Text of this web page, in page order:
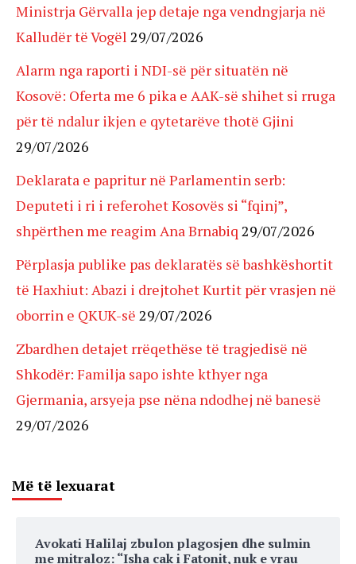
Ministrja Gërvalla jep detaje nga vendngjarja në
Kalludër të Vogël 29/07/2026
Alarm nga raporti i NDI-së për situatën në
Kosovë: Oferta me 6 pika e AAK-së shihet si rruga
për të ndalur ikjen e qytetarëve thotë Gjini
29/07/2026
Deklarata e papritur në Parlamentin serb:
Deputeti i ri i referohet Kosovës si “fqinj”,
shpërthen me reagim Ana Brnabiq 29/07/2026
Përplasja publike pas deklaratës së bashkëshortit
të Haxhiut: Abazi i drejtohet Kurtit për vrasjen në
oborrin e QKUK-së 29/07/2026
Zbardhen detajet rrëqethëse të tragjedisë në
Shkodër: Familja sapo ishte kthyer nga
Gjermania, arsyeja pse nëna ndodhej në banesë
29/07/2026
Më të lexuarat
Avokati Halilaj zbulon plagosjen dhe sulmin
me mitraloz: “Isha cak i Fatonit, nuk e vrau